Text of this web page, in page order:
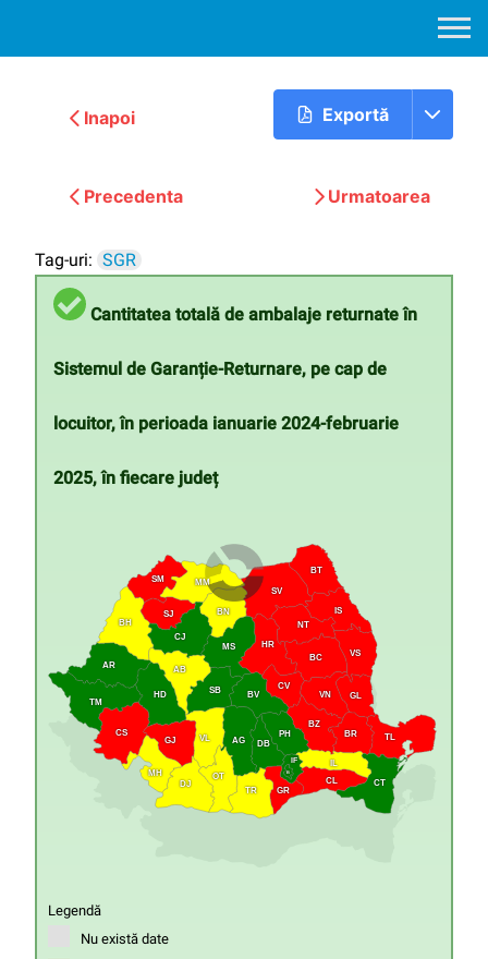
Inapoi Exportă
Precedenta Urmatoarea
Tag-uri: SGR
Cantitatea totală de ambalaje returnate în
Sistemul de Garanție-Returnare, pe cap de
locuitor, în perioada ianuarie 2024-februarie
2025, în fiecare județ
AR
BH
CS PH
IF
TM
BT
GL
BZ
BR TL
CT
GR
DB
IS
NT
SJ
SM
AG
SB
VL
BV
CV
HR
MM
MS
CJ
HD
AB
BN
VN
VS
DJ
GJ
MH
BC
OT
TR
B
CL
SV
IL
Legendă
Nu există date